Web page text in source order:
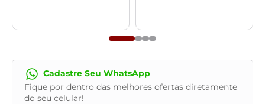
resistência e qualidade sem riscar o piso.
Produto entregue desmontado, acompanha manual de
montagem.
- Por se tratar de estofado as medidas podem ter uma
Cadastre Seu WhatsApp
Fique por dentro das melhores ofertas diretamente
do seu celular!